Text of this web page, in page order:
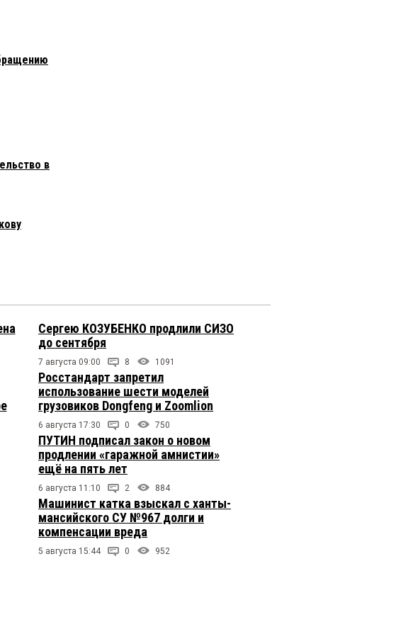
в
Сергею КОЗУБЕНКО продлили СИЗО
до сентября
7 августа 09:00 8 1091
Росстандарт запретил
использование шести моделей
грузовиков Dongfeng и Zoomlion
6 августа 17:30 0 750
ПУТИН подписал закон о новом
продлении «гаражной амнистии»
ещё на пять лет
6 августа 11:10 2 884
Машинист катка взыскал с ханты-
мансийского СУ №967 долги и
компенсации вреда
5 августа 15:44 0 952